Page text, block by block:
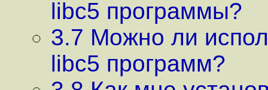
libc5 программы?
3.7 Можно ли
libc5 программ?